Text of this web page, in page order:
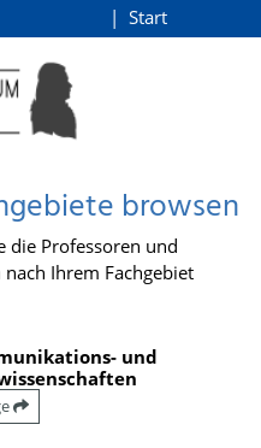
Start
browsen
die Professoren und
Ihrem Fachgebiet
und